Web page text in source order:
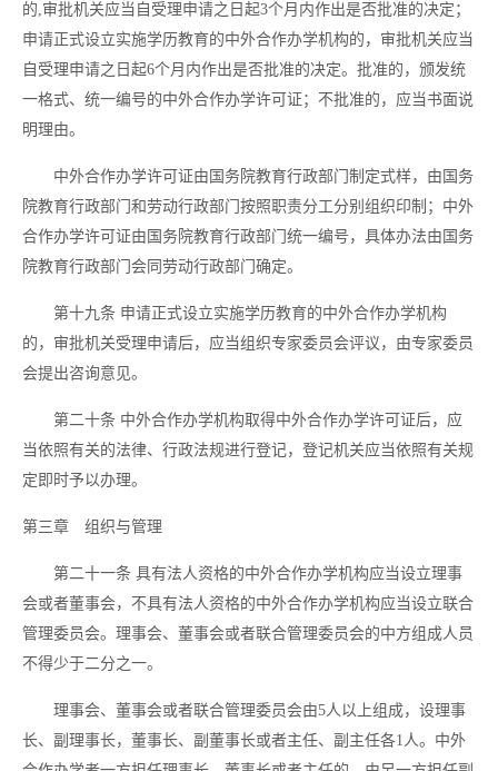
的,审批机关应当自受理申请之日起3个月内作出是否批准的决定；
申请正式设立实施学历教育的中外合作办学机构的，审批机关应当
自受理申请之日起6个月内作出是否批准的决定。批准的，颁发统
一格式、统一编号的中外合作办学许可证；不批准的，应当书面说
明理由。
中外合作办学许可证由国务院教育行政部门制定式样，由国务
院教育行政部门和劳动行政部门按照职责分工分别组织印制；中外
合作办学许可证由国务院教育行政部门统一编号，具体办法由国务
院教育行政部门会同劳动行政部门确定。
第十九条 申请正式设立实施学历教育的中外合作办学机构
的，审批机关受理申请后，应当组织专家委员会评议，由专家委员
会提出咨询意见。
第二十条 中外合作办学机构取得中外合作办学许可证后，应
当依照有关的法律、行政法规进行登记，登记机关应当依照有关规
定即时予以办理。
第三章 组织与管理
第二十一条 具有法人资格的中外合作办学机构应当设立理事
会或者董事会，不具有法人资格的中外合作办学机构应当设立联合
管理委员会。理事会、董事会或者联合管理委员会的中方组成人员
不得少于二分之一。
理事会、董事会或者联合管理委员会由5人以上组成，设理事
长、副理事长，董事长、副董事长或者主任、副主任各1人。中外